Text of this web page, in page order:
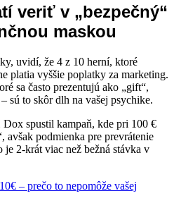
veriť v „bezpečný“
maskou
uvidí, že 4 z 10 herní, ktoré
platia vyššie poplatky za marketing.
sa často prezentujú ako „gift“,
sú to skôr dlh na vašej psychike.
spustil kampaň, kde pri 100 €
avšak podmienka pre prevrátenie
2‑krát viac než bežná stávka v
– prečo to nepomôže vašej